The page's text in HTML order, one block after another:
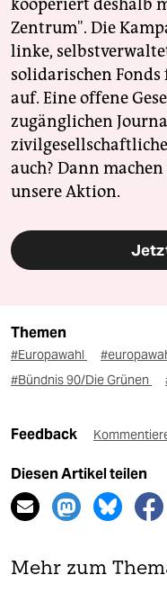
kooperiert deshalb
Zentrum". Die
linke,
solidarischen
auf. Eine offene
zugänglichen
auch? Dann
unsere Aktion.
Themen
#Europawahl
#Bündnis 90/Die Grünen
Feedback
Diesen Artikel teilen
Mehr zum